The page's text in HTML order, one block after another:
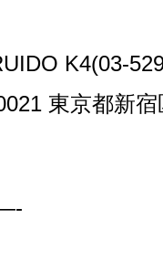
K4(03-
東京都新